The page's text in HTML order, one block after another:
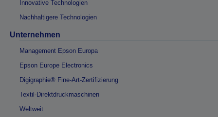
Innovative Technologien
Nachhaltigere Technologien
Unternehmen
Management Epson Europa
Epson Europe Electronics
Digigraphie® Fine-Art-Zertifizierung
Textil-Direktdruckmaschinen
Weltweit